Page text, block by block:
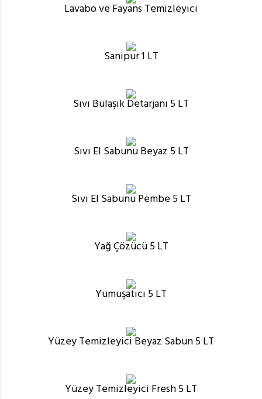
Lavabo ve Fayans Temizleyici
Sanipur 1 LT
Sıvı Bulaşık Detarjanı 5 LT
Sıvı El Sabunu Beyaz 5 LT
Sıvı El Sabunu Pembe 5 LT
Yağ Çözücü 5 LT
Yumuşatıcı 5 LT
Yüzey Temizleyici Beyaz Sabun 5 LT
Yüzey Temizleyici Fresh 5 LT